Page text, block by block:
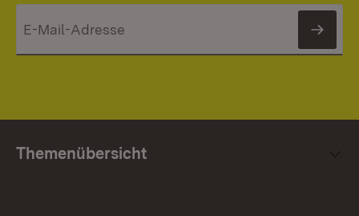
Themenübersicht